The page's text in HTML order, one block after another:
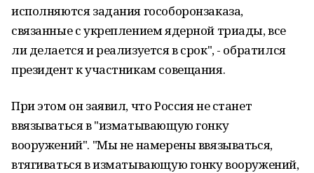
исполняются задания гособоронзаказа,
связанные с укреплением ядерной триады, все
ли делается и реализуется в срок", - обратился
президент к участникам совещания.
При этом он заявил, что Россия не станет
ввязываться в "изматывающую гонку
вооружений". "Мы не намерены ввязываться,
втягиваться в изматывающую гонку вооружений,